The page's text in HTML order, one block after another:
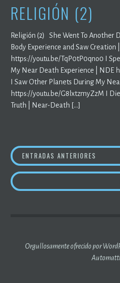
RELIGIÓN (2)
Religión (2) She Went To Another
Body Experience and Saw Creation
https://youtu.be/TqP0tP0qno0 I
My Near Death Experience | NDE
I Saw Other Planets During My
https://youtu.be/G8lxtzmyZzM I
Truth | Near-Death […]
NAVEGACIÓN
DE
ENTRADAS ANTERIORES
Orgullosamente ofrecido por